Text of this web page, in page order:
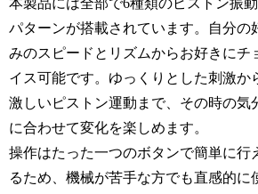
本製品には全部で6種類のピストン振動
パターンが搭載されています。自分の
みのスピードとリズムからお好きにチ
イス可能です。ゆっくりとした刺激か
激しいピストン運動まで、その時の気
に合わせて変化を楽しめます。
操作はたった一つのボタンで簡単に行
るため、機械が苦手な方でも直感的に